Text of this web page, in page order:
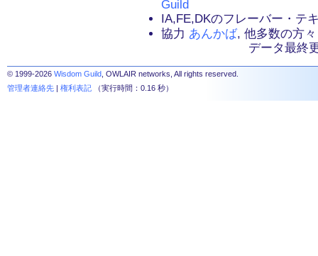
Guild
IA,FE,DKのフレーバー・テ
協力 あんかば, 他多数の方々
データ最終
© 1999-2026 Wisdom Guild , OWLAIR networks, All rights reserved.
管理者連絡先 | 権利表記 （実行時間：0.16 秒）